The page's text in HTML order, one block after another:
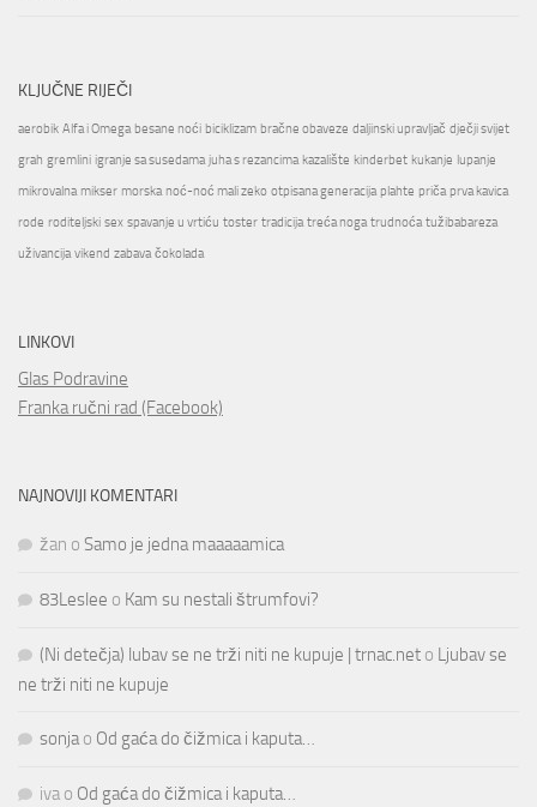
KLJUČNE RIJEČI
aerobik Alfa i Omega besane noći biciklizam bračne obaveze daljinski upravljač dječji svijet
grah gremlini igranje sa susedama juha s rezancima kazalište kinderbet kukanje lupanje
mikrovalna mikser morska noć-noć mali zeko otpisana generacija plahte priča prva kavica
rode roditeljski sex spavanje u vrtiću toster tradicija treća noga trudnoća tužibabareza
uživancija vikend zabava čokolada
LINKOVI
Glas Podravine
Franka ručni rad (Facebook)
NAJNOVIJI KOMENTARI
žan o Samo je jedna maaaaamica
83Leslee o Kam su nestali štrumfovi?
(Ni detečja) lubav se ne trži niti ne kupuje | trnac.net o Ljubav se
ne trži niti ne kupuje
sonjao Od gaća do čižmica i kaputa…
iva o Od gaća do čižmica i kaputa…